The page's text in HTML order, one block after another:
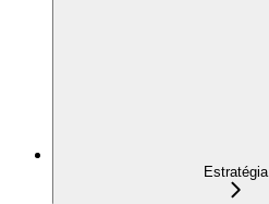
Estratégia